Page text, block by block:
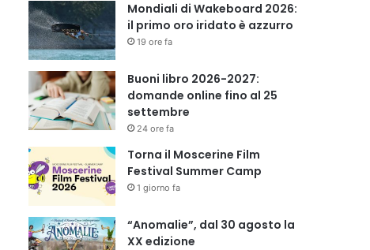
Mondiali di Wakeboard 2026:
il primo oro iridato è azzurro
19 ore fa
Buoni libro 2026-2027:
domande online fino al 25
settembre
24 ore fa
Torna il Moscerine Film
Festival Summer Camp
1 giorno fa
“Anomalie”, dal 30 agosto la
XX edizione